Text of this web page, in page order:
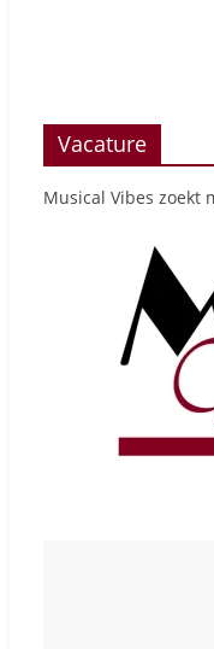
Vacature
Musical Vibes zoekt